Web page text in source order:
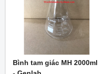
Bình tam giác MH 2000ml